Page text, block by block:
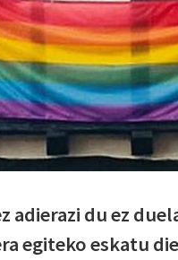
adierazi du ez
egiteko eskatu